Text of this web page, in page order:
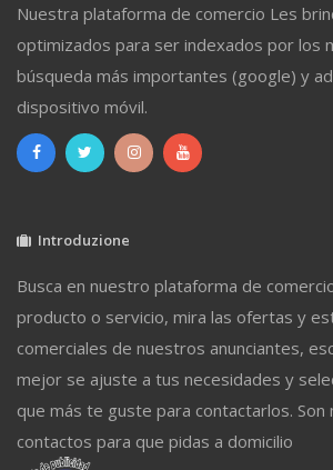
Nuestra plataforma de comercio Les
optimizados para ser indexados por los
búsqueda más importantes (google) y
dispositivo móvil.
Introduzione
Busca en nuestro plataforma de
producto o servicio, mira las ofertas y
comerciales de nuestros anunciantes,
mejor se ajuste a tus necesidades y
que más te guste para contactarlos. Son
contactos para que pidas a domicilio